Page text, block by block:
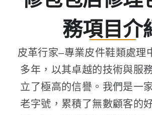
務項目介
皮革行家–專業皮件鞋類處理
多年，以其卓越的技術與服
立了極高的信譽。我們是一
老字號，累積了無數顧客的